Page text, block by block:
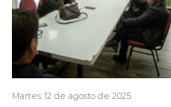
Martes 12 de agosto de 2025